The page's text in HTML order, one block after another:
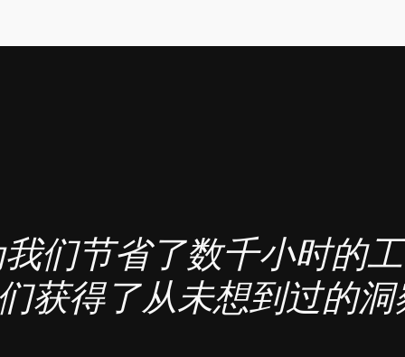
我们节省了数千小时的
获得了从未想到过的